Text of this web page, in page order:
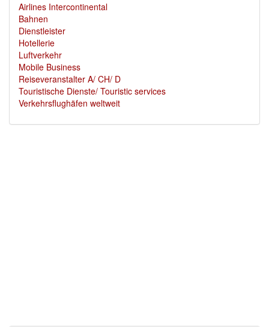
Airlines Intercontinental
Bahnen
Dienstleister
Hotellerie
Luftverkehr
Mobile Business
Reiseveranstalter A/ CH/ D
Touristische Dienste/ Touristic services
Verkehrsflughäfen weltweit